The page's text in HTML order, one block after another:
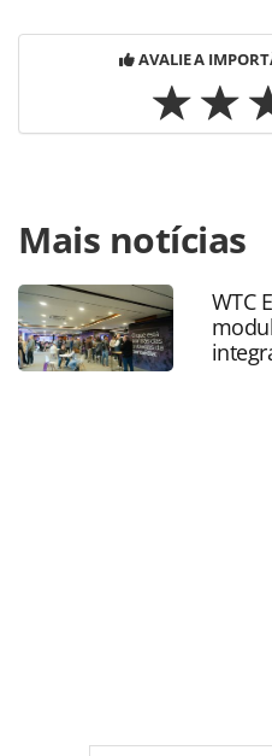
AVALIE A
https://
amplia-contrato-para-gerir-
brasil_176453.html ou as
página. Todo o conteúdo
Editora é protegido pela
autoral. Não reproduza o
Mais notícias
WTC